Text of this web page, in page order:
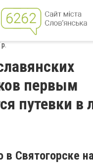
первым
путевки в
в Святогорске